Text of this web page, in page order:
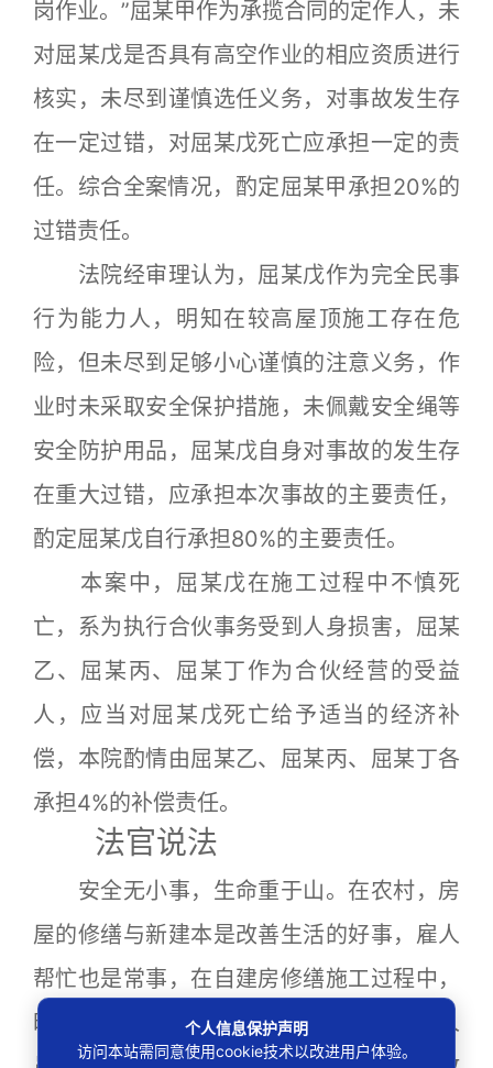
岗作业。”屈某甲作为承揽合同的定作人，未
对屈某戊是否具有高空作业的相应资质进行
核实，未尽到谨慎选任义务，对事故发生存
在一定过错，对屈某戊死亡应承担一定的责
任。综合全案情况，酌定屈某甲承担20%的
过错责任。
法院经审理认为，屈某戊作为完全民事
行为能力人，明知在较高屋顶施工存在危
险，但未尽到足够小心谨慎的注意义务，作
业时未采取安全保护措施，未佩戴安全绳等
安全防护用品，屈某戊自身对事故的发生存
在重大过错，应承担本次事故的主要责任，
酌定屈某戊自行承担80%的主要责任。
本案中，屈某戊在施工过程中不慎死
亡，系为执行合伙事务受到人身损害，屈某
乙、屈某丙、屈某丁作为合伙经营的受益
人，应当对屈某戊死亡给予适当的经济补
偿，本院酌情由屈某乙、屈某丙、屈某丁各
承担4%的补偿责任。
法官说法
安全无小事，生命重于山。在农村，房
屋的修缮与新建本是改善生活的好事，雇人
帮忙也是常事，在自建房修缮施工过程中，
时常存在房主选任无资质施工人员、作业人
个人信息保护声明
访问本站需同意使用cookie技术以改进用户体验。